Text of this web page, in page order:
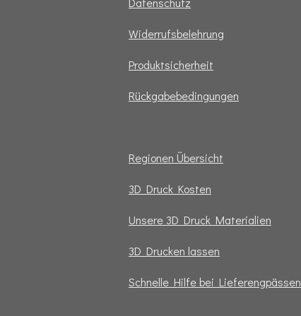
Widerrufsbelehrung
Produktsicherheit
Rückgabebedingungen
Regionen Übersicht
3D Druck Kosten
Unsere 3D Druck Materialien
3D Drucken lassen
Schnelle Hilfe bei Lieferengpässen